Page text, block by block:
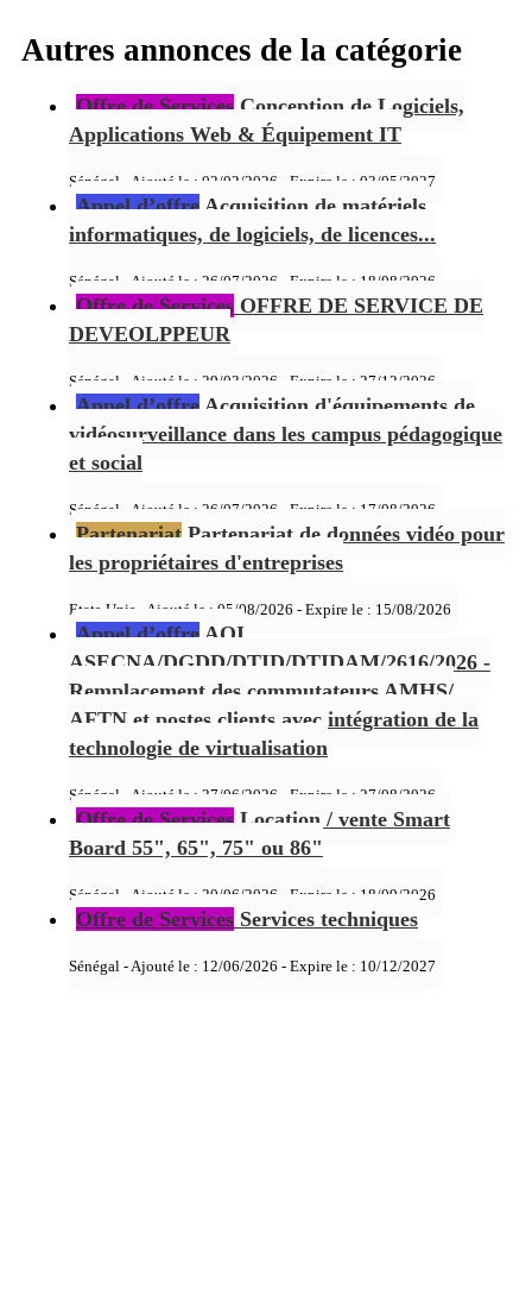
Autres annonces de la catégorie
Offre de Services Conception de Logiciels,
Applications Web & Équipement IT
Sénégal - Ajouté le : 02/02/2026 - Expire le : 03/05/2027
Appel d’offre Acquisition de matériels
informatiques, de logiciels, de licences...
Sénégal - Ajouté le : 26/07/2026 - Expire le : 18/08/2026
Offre de Services OFFRE DE SERVICE DE
DEVEOLPPEUR
Sénégal - Ajouté le : 29/03/2026 - Expire le : 27/12/2026
Appel d’offre Acquisition d'équipements de
vidéosurveillance dans les campus pédagogique
et social
Sénégal - Ajouté le : 26/07/2026 - Expire le : 17/08/2026
Partenariat Partenariat de données vidéo pour
les propriétaires d'entreprises
Etats-Unis - Ajouté le : 05/08/2026 - Expire le : 15/08/2026
Appel d’offre AOI
ASECNA/DGDD/DTID/DTIDAM/2616/2026 -
Remplacement des commutateurs AMHS/
AFTN et postes clients avec intégration de la
technologie de virtualisation
Sénégal - Ajouté le : 27/06/2026 - Expire le : 27/08/2026
Offre de Services Location / vente Smart
Board 55", 65", 75" ou 86"
Sénégal - Ajouté le : 20/06/2026 - Expire le : 18/09/2026
Offre de Services Services techniques
Sénégal - Ajouté le : 12/06/2026 - Expire le : 10/12/2027